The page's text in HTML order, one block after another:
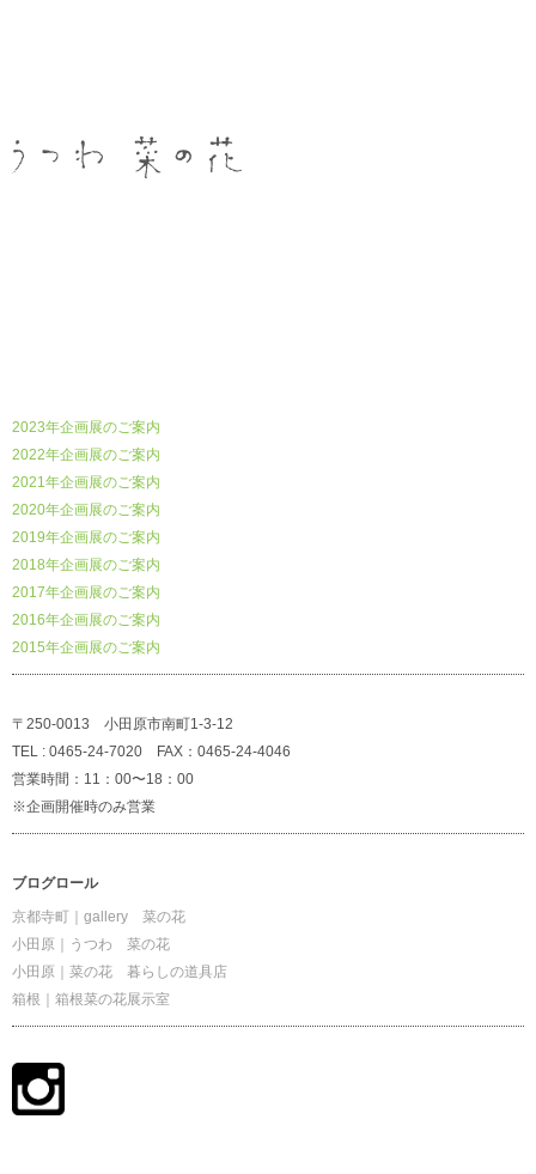
2023年企画展のご案内
2022年企画展のご案内
2021年企画展のご案内
2020年企画展のご案内
2019年企画展のご案内
2018年企画展のご案内
2017年企画展のご案内
2016年企画展のご案内
2015年企画展のご案内
〒250-0013 小田原市南町1-3-12
TEL : 0465-24-7020 FAX：0465-24-4046
営業時間：11：00〜18：00
※企画開催時のみ営業
ブログロール
京都寺町｜gallery 菜の花
小田原｜うつわ 菜の花
小田原｜菜の花 暮らしの道具店
箱根｜箱根菜の花展示室